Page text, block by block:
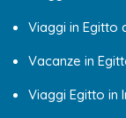
Viaggi in Egitto
Vacanze in
Viaggi Egitto in